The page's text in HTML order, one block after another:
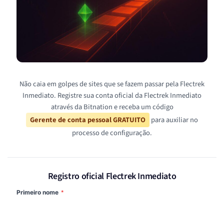
Não caia em golpes de sites que se fazem passar pela Flectrek
Inmediato. Registre sua conta oficial da Flectrek Inmediato
através da Bitnation e receba um código
Gerente de conta pessoal GRATUITO para auxiliar no
processo de configuração.
Registro oficial Flectrek Inmediato
Primeiro nome *